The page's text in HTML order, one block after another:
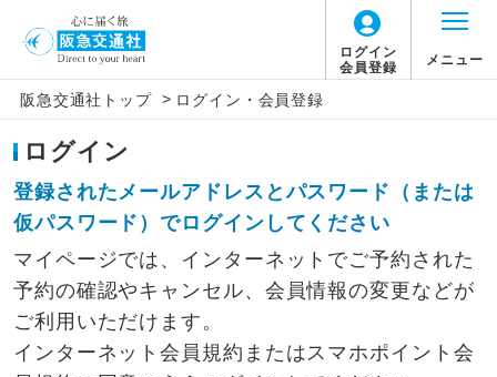
ログイン
会員登録
メニュー
阪急交通社トップ > ログイン・会員登録
ログイン
登録されたメールアドレスとパスワード（または
仮パスワード）でログインしてください
マイページでは、インターネットでご予約された
予約の確認やキャンセル、会員情報の変更などが
ご利用いただけます。
インターネット会員規約またはスマホポイント会